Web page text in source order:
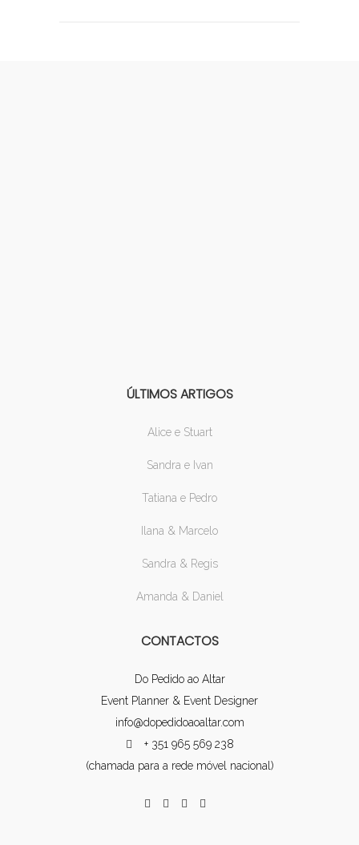
ÚLTIMOS ARTIGOS
Alice e Stuart
Sandra e Ivan
Tatiana e Pedro
Ilana & Marcelo
Sandra & Regis
Amanda & Daniel
CONTACTOS
Do Pedido ao Altar
Event Planner & Event Designer
info@dopedidoaoaltar.com
+ 351 965 569 238
(chamada para a rede móvel nacional)